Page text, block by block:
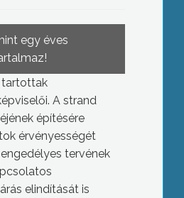
egy éves
tartottak
A strand
építésére
érvényességét
tervének
elindítását is